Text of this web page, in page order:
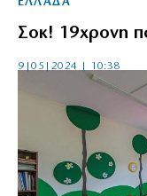
Σοκ! 19χρονη
9|05|2024 | 10:38